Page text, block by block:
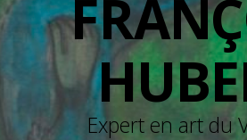
Expert en art du